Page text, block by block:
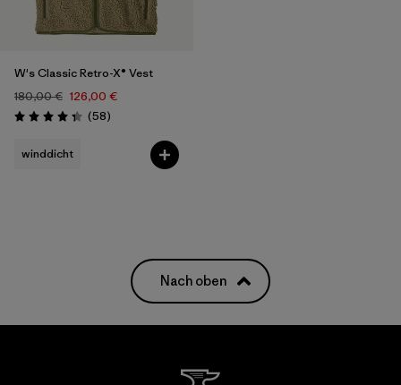
W's Classic Retro-X® Vest
180,00 € 126,00 €
Bewertung: 4.3 / 5
(58Rezensionen
)
winddicht
Nach oben